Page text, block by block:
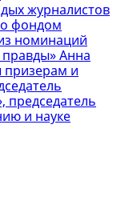
журналистов
фондом
номинаций
Анна
призерам и
председатель
и науке